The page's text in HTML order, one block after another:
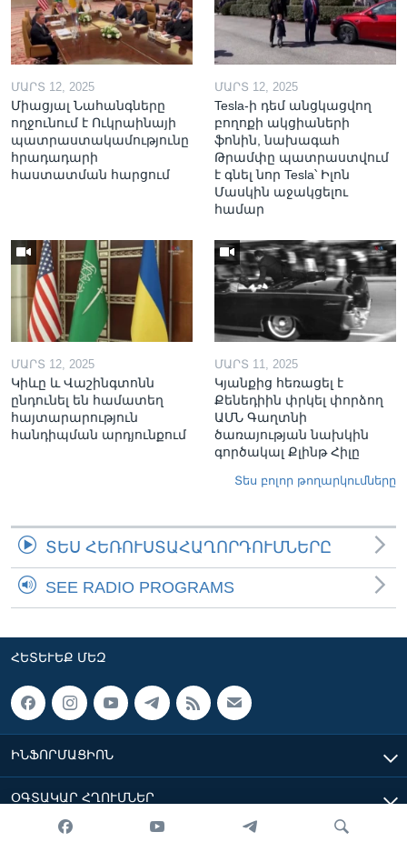
ՄԱՐՏ 12, 2025
Միացյալ Նահանգները
ողջունում է Ուկրաինայի
պատրաստակամությունը
հրադադարի
հաստատման հարցում
ՄԱՐՏ 12, 2025
Tesla-ի դեմ անցկացվող
բողոքի ակցիաների
ֆոնին, նախագահ
Թրամփը պատրաստվում
է գնել նոր Tesla՝ Իլոն
Մասկին աջակցելու
համար
ՄԱՐՏ 12, 2025
Կիևը և Վաշինգտոնն
ընդունել են համատեղ
հայտարարություն
հանդիպման արդյունքում
ՄԱՐՏ 11, 2025
Կյանքից հեռացել է
Քենեդիին փրկել փորձող
ԱՄՆ Գաղտնի
ծառայության նախկին
գործակալ Քլինթ Հիլը
Տես բոլոր թողարկումները
ՏԵՍ ՀԵՌՈՒՍՏԱՀԱՂՈՐԴՈՒՄՆԵՐԸ
SEE RADIO PROGRAMS
ՀԵՏԵՒԵՔ ՄԵԶ
ԻՆՖՈՐՄԱՑԻՈՆ
ՕԳՏԱԿԱՐ ՀՂՈՒՄՆԵՐ